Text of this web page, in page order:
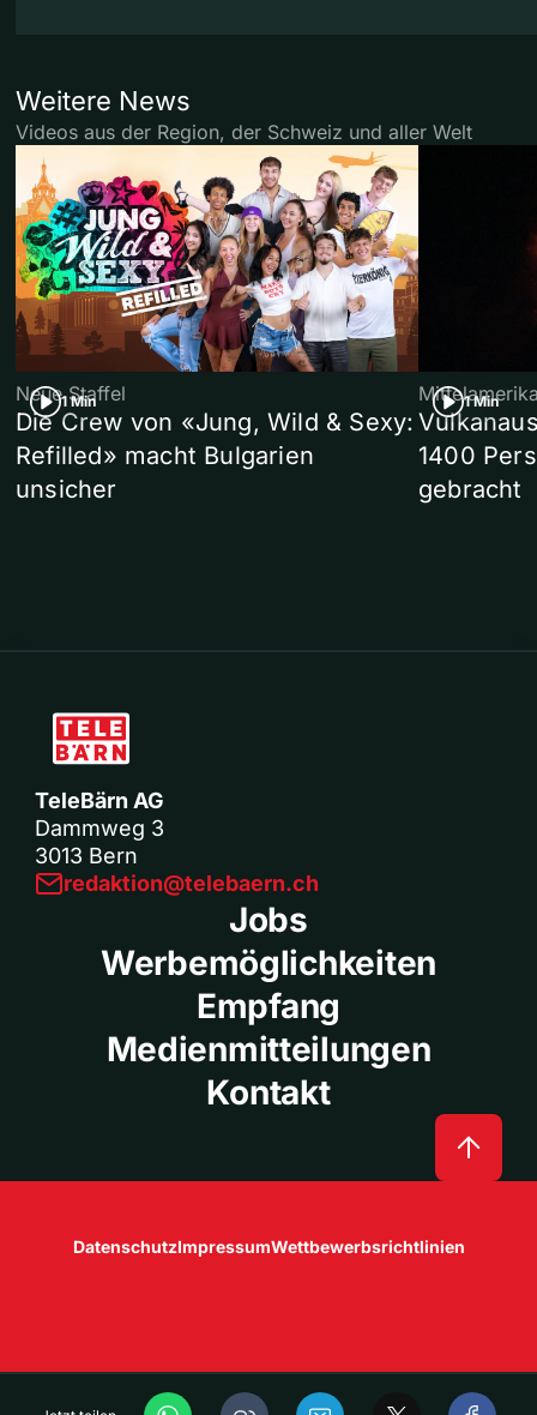
Weitere News
Videos aus der Region, der Schweiz und aller Welt
1 Min
Neue Staffel
Die Crew von «Jung, Wild & Sexy:
Refilled» macht Bulgarien
unsicher
1 Min
1400
gebracht
TeleBärn AG
Dammweg 3
3013 Bern
redaktion@telebaern.ch
Jobs
Werbemöglichkeiten
Empfang
Medienmitteilungen
Kontakt
DatenschutzImpressumWettbewerbsrichtlinien